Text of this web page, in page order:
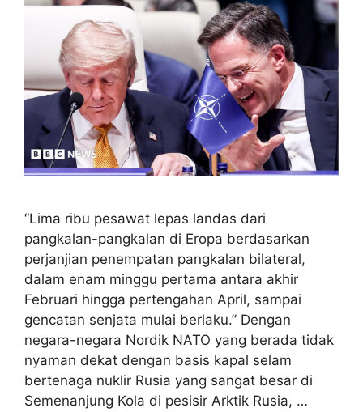
“Lima ribu pesawat lepas landas dari
pangkalan-pangkalan di Eropa berdasarkan
perjanjian penempatan pangkalan bilateral,
dalam enam minggu pertama antara akhir
Februari hingga pertengahan April, sampai
gencatan senjata mulai berlaku.” Dengan
negara-negara Nordik NATO yang berada tidak
nyaman dekat dengan basis kapal selam
bertenaga nuklir Rusia yang sangat besar di
Semenanjung Kola di pesisir Arktik Rusia, …